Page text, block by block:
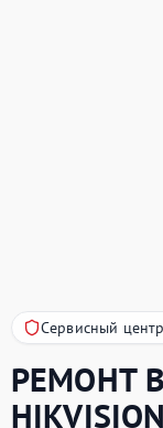
Сервисный
РЕМОНТ
HIKVISION